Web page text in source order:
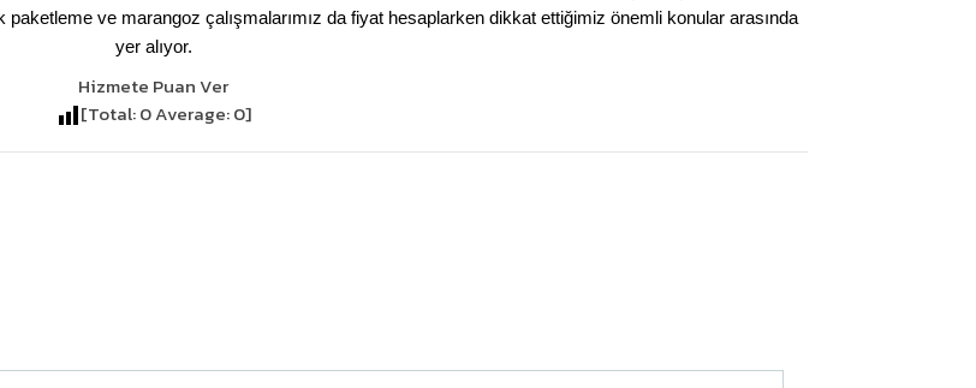
ve marangoz çalışmalarımız da fiyat hesaplarken dikkat ettiğimiz önemli konular arasında
yer alıyor.
Hizmete Puan Ver
[Total:0Average:0]